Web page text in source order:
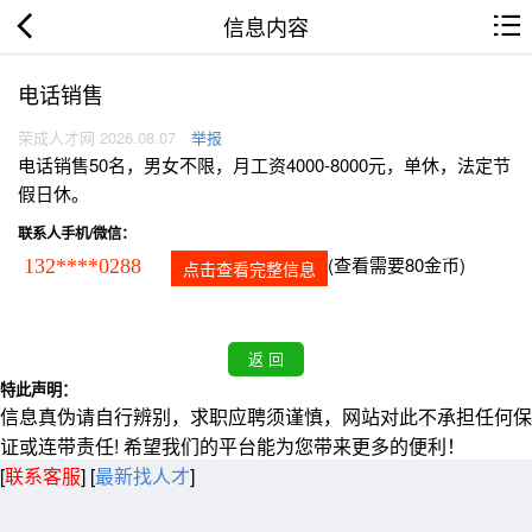
信息内容
电话销售
荣成人才网 2026.08.07 举报
电话销售50名，男女不限，月工资4000-8000元，单休，法定节
假日休。
联系人手机/微信：
132****0288 点击查看完整信息 (查看需要80金币)
特此声明：
信息真伪请自行辨别，求职应聘须谨慎，网站对此不承担任何保
证或连带责任! 希望我们的平台能为您带来更多的便利！
[联系客服] [最新找人才]